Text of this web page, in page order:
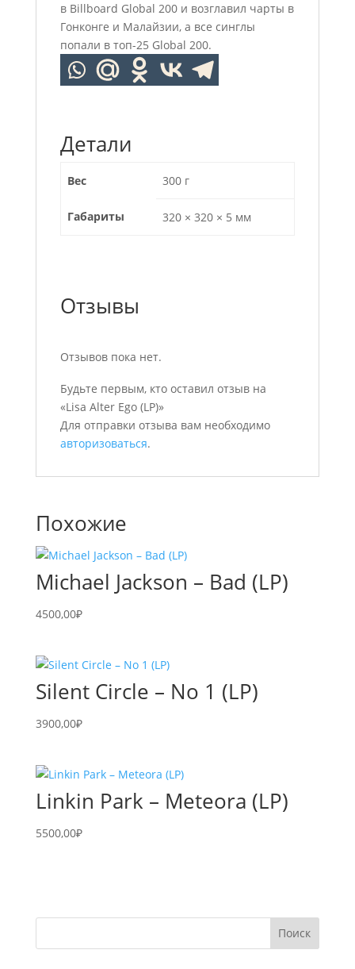
в Billboard Global 200 и возглавил чарты в
Гонконге и Малайзии, а все синглы
попали в топ-25 Global 200.
Детали
Вес 300 г
Габариты 320 × 320 × 5 мм
Отзывы
Отзывов пока нет.
Будьте первым, кто оставил отзыв на
«Lisa Alter Ego (LP)»
Для отправки отзыва вам необходимо
авторизоваться.
Похожие
Michael Jackson – Bad (LP)
4500,00₽
Silent Circle – No 1 (LP)
3900,00₽
Linkin Park – Meteora (LP)
5500,00₽